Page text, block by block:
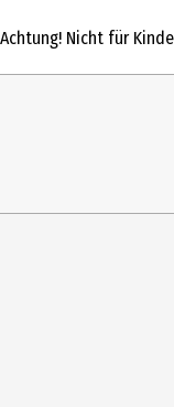
Achtung! Nicht für